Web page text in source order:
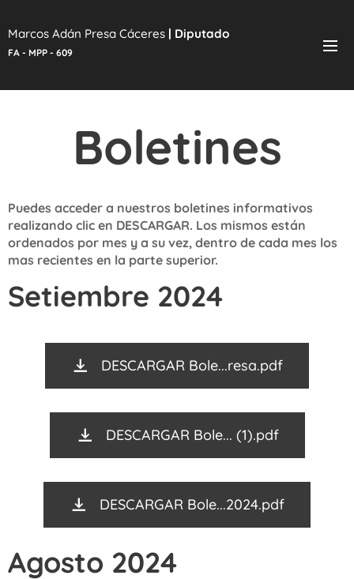
Marcos Adán Presa Cáceres | Diputado
FA - MPP - 609
Boletines
Puedes acceder a nuestros boletines informativos
realizando clic en DESCARGAR. Los mismos están
ordenados por mes y a su vez, dentro de cada mes los
mas recientes en la parte superior.
Setiembre 2024
DESCARGAR Bole...resa.pdf
DESCARGAR Bole... (1).pdf
DESCARGAR Bole...2024.pdf
Agosto 2024